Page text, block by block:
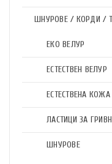
ШНУРОВЕ / КОРДИ /
ЕКО ВЕЛУР
ЕСТЕСТВЕН ВЕЛУР
ЕСТЕСТВЕНА КОЖА
ЛАСТИЦИ ЗА
ШНУРОВЕ